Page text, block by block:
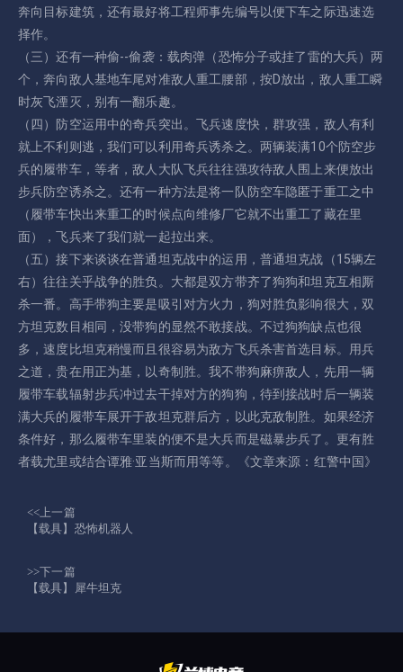
奔向目标建筑，还有最好将工程师事先编号以便下车之际迅速选
择作。
（三）还有一种偷--偷袭：载肉弹（恐怖分子或挂了雷的大兵）两
个，奔向敌人基地车尾对准敌人重工腰部，按D放出，敌人重工瞬
时灰飞湮灭，别有一翻乐趣。
（四）防空运用中的奇兵突出。飞兵速度快，群攻强，敌人有利
就上不利则逃，我们可以利用奇兵诱杀之。两辆装满10个防空步
兵的履带车，等者，敌人大队飞兵往往强攻待敌人围上来便放出
步兵防空诱杀之。还有一种方法是将一队防空车隐匿于重工之中
（履带车快出来重工的时候点向维修厂它就不出重工了藏在里
面），飞兵来了我们就一起拉出来。
（五）接下来谈谈在普通坦克战中的运用，普通坦克战（15辆左
右）往往关乎战争的胜负。大都是双方带齐了狗狗和坦克互相厮
杀一番。高手带狗主要是吸引对方火力，狗对胜负影响很大，双
方坦克数目相同，没带狗的显然不敢接战。不过狗狗缺点也很
多，速度比坦克稍慢而且很容易为敌方飞兵杀害首选目标。用兵
之道，贵在用正为基，以奇制胜。我不带狗麻痹敌人，先用一辆
履带车载辐射步兵冲过去干掉对方的狗狗，待到接战时后一辆装
满大兵的履带车展开于敌坦克群后方，以此克敌制胜。如果经济
条件好，那么履带车里装的便不是大兵而是磁暴步兵了。更有胜
者载尤里或结合谭雅·亚当斯而用等等。《文章来源：红警中国》
<<上一篇
【载具】恐怖机器人
>>下一篇
【载具】犀牛坦克